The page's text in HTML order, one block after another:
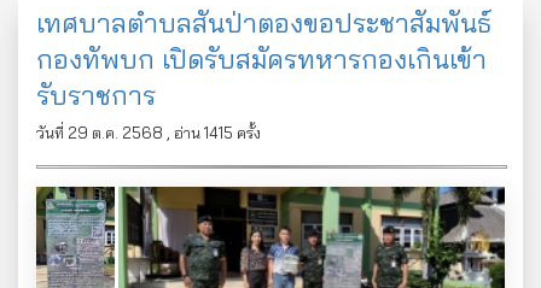
เทศบาลตำบลสันป่าตองขอประชาสัมพันธ์
กองทัพบก เปิดรับสมัครทหารกองเกินเข้า
รับราชการ
วันที่ 29 ต.ค. 2568 , อ่าน 1415 ครั้ง